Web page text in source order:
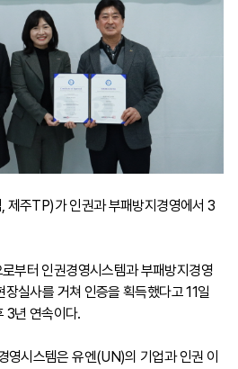
제주TP)가 인권과 부패방지경영에서 3
부터 인권경영시스템과 부패방지경영
실사를 거쳐 인증을 획득했다고 11일
3년 연속이다.
영시스템은 유엔(UN)의 기업과 인권 이